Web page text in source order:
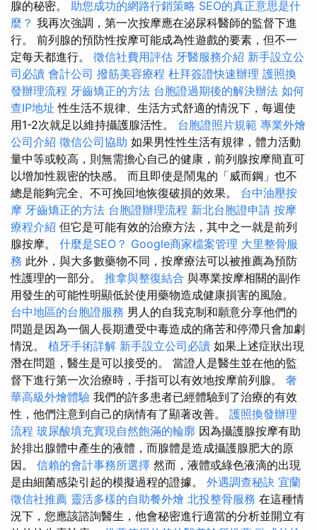
腺的秘密。 助您成功的網路行銷策略 SEO的真正意思是什
麼？ 我再次強調，第一次按摩應在泌尿科醫師的監督下進
行。 前列腺的預防性按摩可能成為性遊戲的要素，但不一
定每天都進行。 徵信社費用評估 牙醫服務介紹 新手設立公
司必讀 會計公司 撥筋美容療程 杜拜簽證快速辦理 護照換
發辦理流程 牙齒矯正的方法 台胞證過期後的解決辦法 如何
查IP地址 性生活不規律、生活方式舒適的情況下，每週使
用1-2次就足以維持攝護腺活性。 台胞證照片規範 專業外燴
公司介紹 徵信公司協助 如果男性性生活有規律，體力活動
量中等或較高，則無需擔心自己的健康，前列腺按摩簡直可
以增加性親密的快感。 而且即使是鬧鬼的「威而鋼」也不
總是能夠完全、不可挽回地恢復破損的效果。 台中油壓按
摩 牙齒矯正的方法 台胞證辦理流程 新北台胞證申請 按摩
療程介紹 但它是可能有效的治療方法，其中之一就是前列
腺按摩。 什麼是SEO？ Google商家檔案管理 大里整骨服
務 此外，與大多數藥物不同，按摩療法可以被推薦為預防
性護理的一部分。 推拿與整復結合 與專業按摩相關的副作
用發生的可能性明顯低於使用藥物造成健康損害的風險。
台中地區的台胞證服務 男人的自我克制和願意分享他們的
問題是因為一個人長期遭受中毒造成的痛苦和停滯只會加劇
情況。 植牙手術詳解 新手設立公司必讀 如果上述症狀出現
潛在問題，醫生是可以接受的。 當證人是醫生並在他的監
督下進行第一次治療時，手指可以有效地按摩前列腺。 奢
華高級外燴體驗 我們的許多患者已經體驗到了治療的有效
性，他們注意到自己的病情有了顯著改善。 護照換發辦理
流程 玻尿酸填充實現自然飽滿的輪廓 因為攝護腺按摩有助
於排出腺體中產生的液體，而腺體是造成攝護腺肥大的原
因。 信賴的會計事務所選擇 然而，液體或綠色液滴的出現
是由細菌感染引起的模擬過程的證據。 外遇調查秘訣 宜蘭
徵信社推薦 靈活多樣的自助餐外燴 北投整骨服務 在這種情
況下，您應該諮詢醫生，他會秘密進行適當的分析並開立有